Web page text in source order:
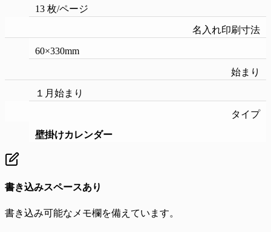
13 枚/ページ
名入れ印刷寸法
60×330mm
始まり
１月始まり
タイプ
壁掛けカレンダー
書き込みスペースあり
書き込み可能なメモ欄を備えています。